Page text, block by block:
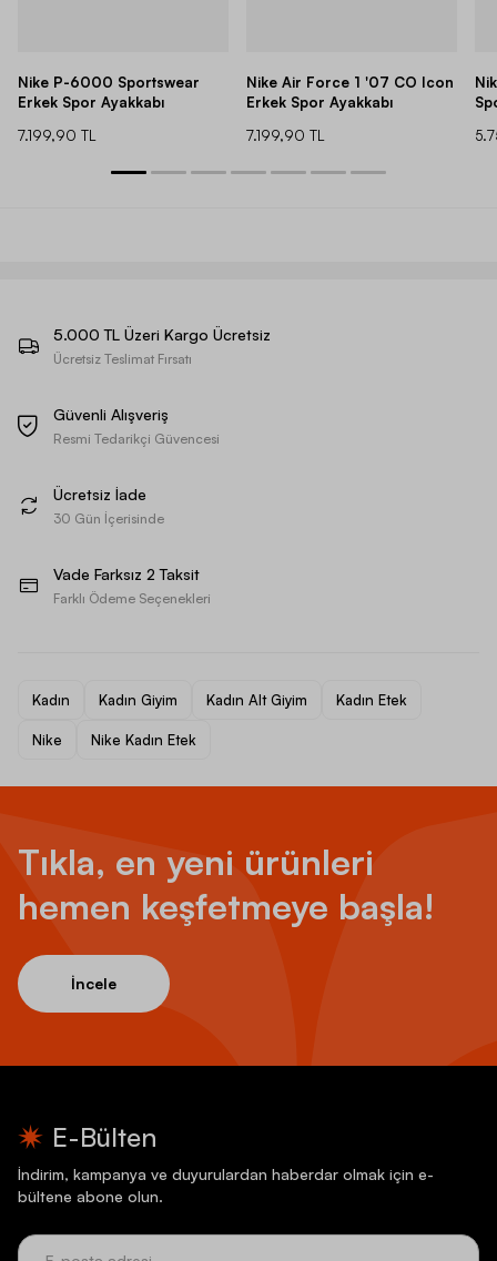
Nike P-6000 Sportswear
Erkek Spor Ayakkabı
7.199,90 TL
Nike Air Force 1 '07 CO Icon
Erkek Spor Ayakkabı
7.199,90 TL
5.000 TL Üzeri Kargo Ücretsiz
Ücretsiz Teslimat Fırsatı
Güvenli Alışveriş
Resmi Tedarikçi Güvencesi
Ücretsiz İade
30 Gün İçerisinde
Vade Farksız 2 Taksit
Farklı Ödeme Seçenekleri
Kadın Kadın Giyim Kadın Alt Giyim Kadın Etek
Nike Nike Kadın Etek
Tıkla, en yeni ürünleri
hemen keşfetmeye başla!
İncele
E-Bülten
İndirim, kampanya ve duyurulardan haberdar olmak için e-
bültene abone olun.